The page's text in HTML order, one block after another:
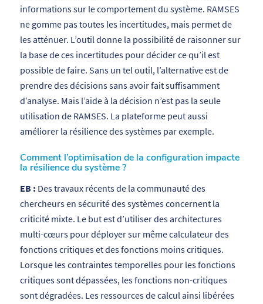
informations sur le comportement du système. RAMSES
ne gomme pas toutes les incertitudes, mais permet de
les atténuer. L’outil donne la possibilité de raisonner sur
la base de ces incertitudes pour décider ce qu’il est
possible de faire. Sans un tel outil, l’alternative est de
prendre des décisions sans avoir fait suffisamment
d’analyse. Mais l’aide à la décision n’est pas la seule
utilisation de RAMSES. La plateforme peut aussi
améliorer la résilience des systèmes par exemple.
Comment l’optimisation de la configuration impacte
la résilience du système ?
EB : Des travaux récents de la communauté des
chercheurs en sécurité des systèmes concernent la
criticité mixte. Le but est d’utiliser des architectures
multi-cœurs pour déployer sur même calculateur des
fonctions critiques et des fonctions moins critiques.
Lorsque les contraintes temporelles pour les fonctions
critiques sont dépassées, les fonctions non-critiques
sont dégradées. Les ressources de calcul ainsi libérées